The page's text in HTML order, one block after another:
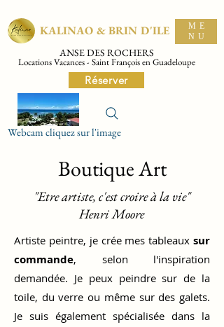
KALINAO & BRIN D'ILE
ME
NU
ANSE DES ROCHERS
Locations Vacances - Saint François en Guadeloupe
Réserver
Webcam cliquez sur l'image
Boutique Art
"Etre artiste, c'est croire à la vie"
Henri Moore
Artiste peintre, je crée mes tableaux sur
commande, selon l'inspiration
demandée. Je peux peindre sur de la
toile, du verre ou même sur des galets.
Je suis également spécialisée dans la